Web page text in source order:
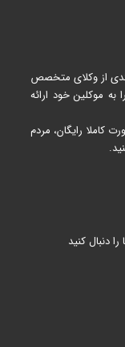
از وکلای متخصص
موکلین خود ارائه
کاملا رایگان، مردم
دنبال کنید